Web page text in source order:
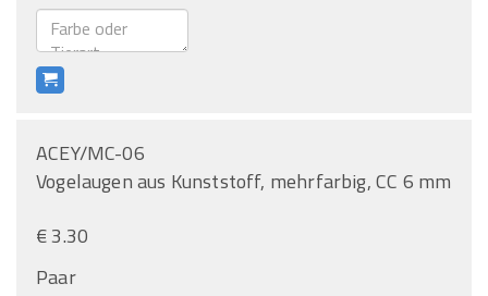
ACEY/MC-06
Vogelaugen aus Kunststoff, mehrfarbig, CC 6 mm
€ 3.30
Paar